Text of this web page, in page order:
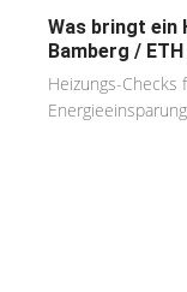
Was bringt ein
Bamberg /
Heizungs-Checks